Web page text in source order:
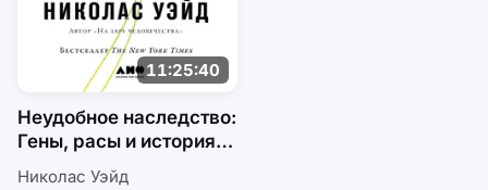
11:25:40
Неудобное наследство:
Гены, расы и история
человечества
Николас Уэйд